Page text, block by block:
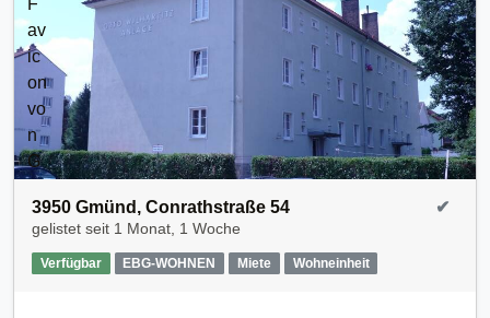
3950 Gmünd, Conrathstraße 54
gelistet seit 1 Monat, 1 Woche
Verfügbar EBG-WOHNEN Miete Wohneinheit
✔